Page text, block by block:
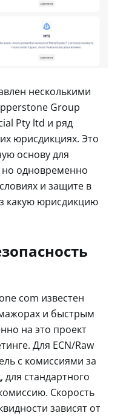
несколькими
Group
Pty ltd и ряд
юрисдикциях. Это
основу для
но одновременно
и защите в
какую юрисдикцию
com известен
и быстрым
на это проект
Для ECN/Raw
с комиссиями за
стандартного
Скорость
зависят от